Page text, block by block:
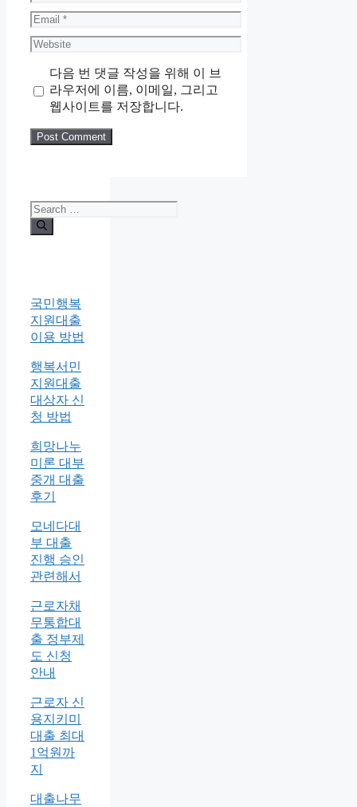
Email
Website
다음 번 댓글 작성을 위해 이 브
라우저에 이름, 이메일, 그리고
웹사이트를 저장합니다.
Search
for:
국민행복
지원대출
이용 방법
행복서민
지원대출
대상자 신
청 방법
희망나누
미론 대부
중개 대출
후기
모네다대
부 대출
진행 승인
관련해서
근로자채
무통합대
출 정부제
도 신청
안내
근로자 신
용지키미
대출 최대
1억원까
지
대출나무